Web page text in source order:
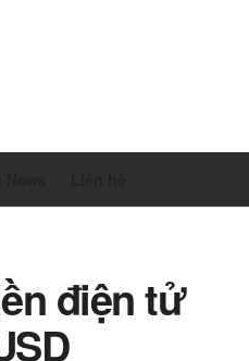
điện tử